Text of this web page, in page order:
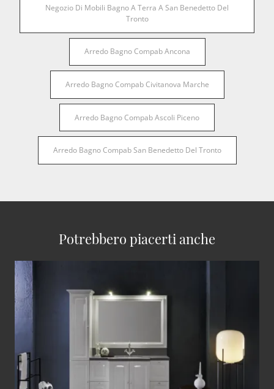
Negozio Di Mobili Bagno A Terra A San Benedetto Del
Tronto
Arredo Bagno Compab Ancona
Arredo Bagno Compab Civitanova Marche
Arredo Bagno Compab Ascoli Piceno
Arredo Bagno Compab San Benedetto Del Tronto
Potrebbero piacerti anche